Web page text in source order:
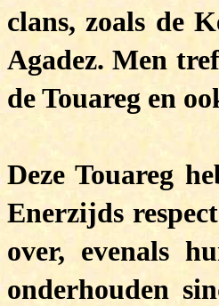
clans, zoals de
Agadez. Men
de Touareg en
Deze Touareg
Enerzijds
over, evenals
onderhouden